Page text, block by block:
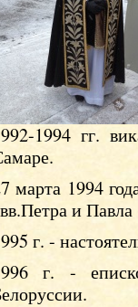
1994 гг.
марта 1994
и
г. -
г. -